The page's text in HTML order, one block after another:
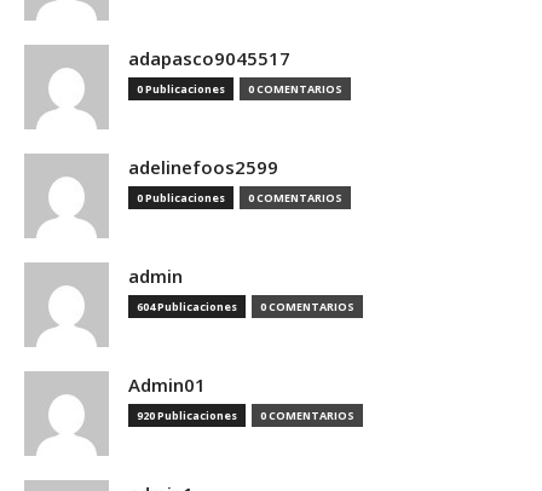
adapasco9045517
0 Publicaciones 0 COMENTARIOS
adelinefoos2599
0 Publicaciones 0 COMENTARIOS
admin
604 Publicaciones 0 COMENTARIOS
Admin01
920 Publicaciones 0 COMENTARIOS